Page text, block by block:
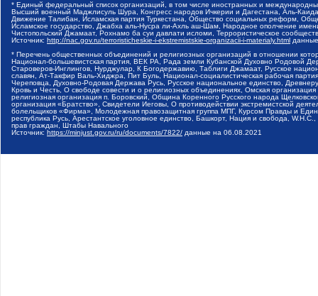
* Единый федеральный список организаций, в том числе иностранных и
Высший военный Маджлисуль Шура, Конгресс народов Ичкерии и Дагестана, Аль-
Движение Талибан, Исламская партия Туркестана, Общество социальных реформ,
Исламское государство, Джабха аль-Нусра ли-Ахль аш-Шам, Народное ополчение
Чистопольский Джамаат, Рохнамо ба суи давлати исломи, Террористическое
Источник: http://nac.gov.ru/terroristicheskie-i-ekstremistskie-organizacii-i-materialy.html
* Перечень общественных объединений и религиозных организаций в отношении
Национал-большевистская партия, ВЕК РА, Рада земли Кубанской Духовно Родовой
Староверов-Инглингов, Нурджулар, К Богодержавию, Таблиги Джамаат, Русское
славян, Ат-Такфир Валь-Хиджра, Пит Буль, Национал-социалистическая рабочая
Череповца, Духовно-Родовая Держава Русь, Русское национальное единство,
Кровь и Честь, О свободе совести и о религиозных объединениях, Омская
религиозная организация п. Боровский, Община Коренного Русского народа
организация «Братство», Свидетели Иеговы, О противодействии экстремистской
болельщиков «Фирма», Молодежная правозащитная группа МПГ, Курсом Правды и
республика Русь, Арестантское уголовное единство, Башкорт, Нация и свобода,
прав граждан, Штабы Навального
Источник: https://minjust.gov.ru/ru/documents/7822/ данные на 06.08.2021